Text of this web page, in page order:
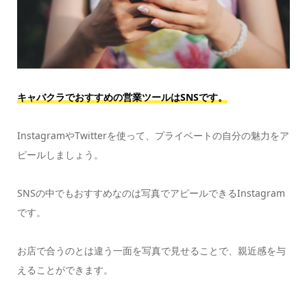
キャバクラでおすすめの営業ツールはSNSです。
InstagramやTwitterを使って、プライベートの自分の魅力をア
ピールしましょう。
SNSの中でもおすすめなのは写真でアピールできるInstagram
です。
お店で合うのとは違う一面を写真で見せることで、親近感を与
えることができます。